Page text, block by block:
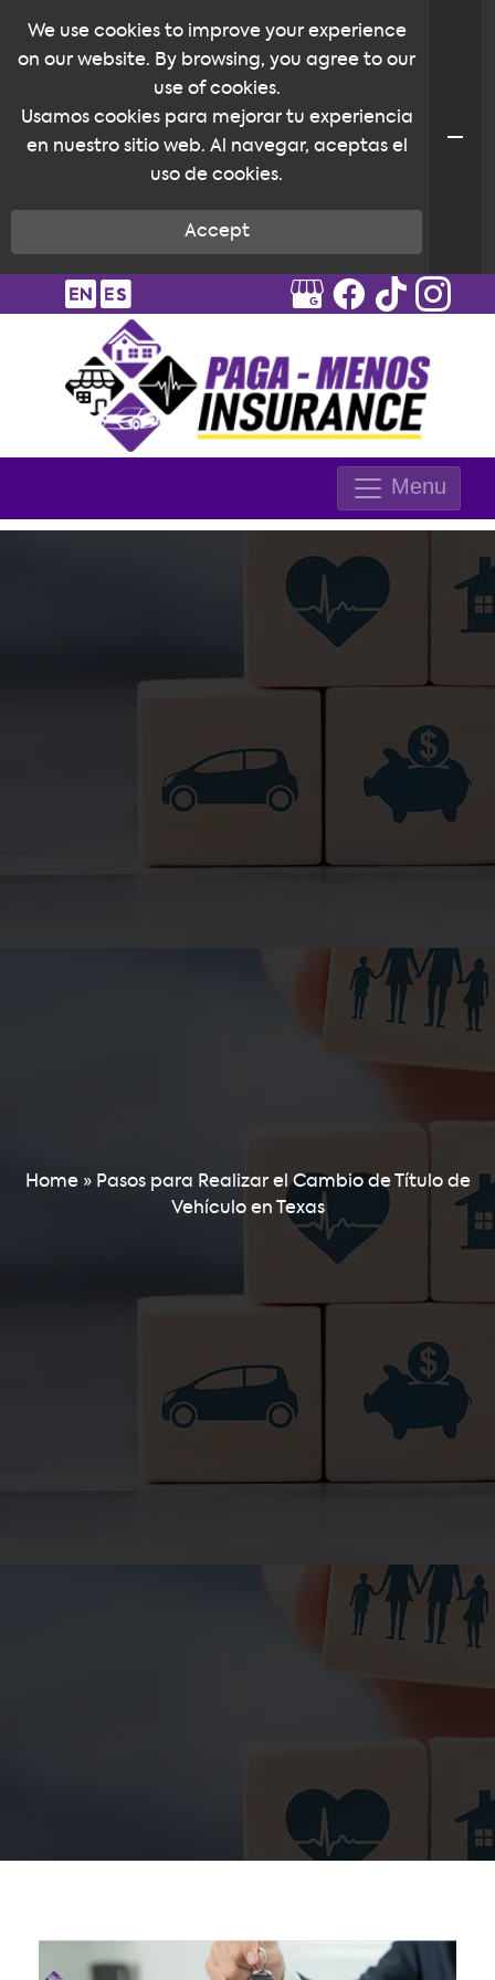
Menu
Home» Pasos para Realizar el Cambio de Título de
Vehículo en Texas
We use cookies to improve your experience
on our website. By browsing, you agree to our
use of cookies.
Usamos cookies para mejorar tu experiencia
en nuestro sitio web. Al navegar, aceptas el
uso de cookies.
Accept